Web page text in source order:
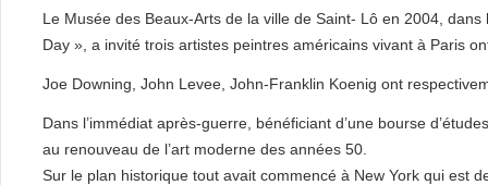
Le Musée des Beaux-Arts de la ville de Saint- Lô en 2004,
Day », a invité trois artistes peintres américains vivant à Paris
Joe Downing, John Levee, John-Franklin Koenig ont
Dans l’immédiat après-guerre, bénéficiant d’une bourse
au renouveau de l’art moderne des années 50.
Sur le plan historique tout avait commencé à New York qui est